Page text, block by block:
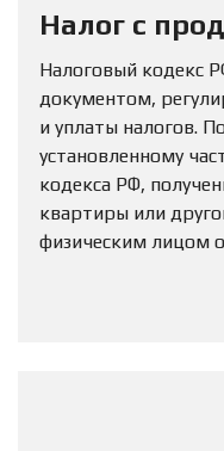
Налог с
Налоговый кодекс
документом,
и уплаты налогов.
установленному
кодекса РФ,
квартиры или
физическим лицом